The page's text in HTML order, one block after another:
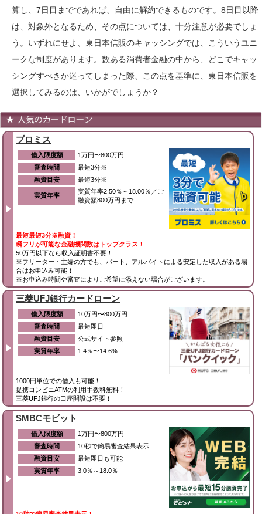
算し、7日目までであれば、自由に解約できるものです。8日目以降
は、対象外となるため、その点については、十分注意が必要でしょ
う。いずれにせよ、東日本信販のキャッシングでは、こういうユニ
ークな制度があります。数ある消費者金融の中から、どこでキャッ
シングすべきか迷ってしまった際、この点を基準に、東日本信販を
選択してみるのは、いかがでしょうか？
プロミス
借入限度額
1万円〜800万円
審査時間
最短3分※
融資目安
最短3分※
実質年率
実質年率2.50％～18.00％／ご
融資額800万円まで
最短最短3分※融資！
瞬フリが可能な金融機関数はトップクラス！
50万円以下なら収入証明書不要！
※フリーター・主婦の方でも、パート、アルバイトによる安定した収入がある場
合はお申込み可能！
※お申込み時間や審査によりご希望に添えない場合がございます。
三菱UFJ銀行カードローン
借入限度額
10万円〜800万円
審査時間
最短即日
融資目安
公式サイト参照
実質年率
1.4％〜14.6%
1000円単位での借入も可能！
提携コンビニATMの利用手数料無料！
三菱UFJ銀行の口座開設は不要！
SMBCモビット
借入限度額
1万円〜800万円
審査時間
10秒で簡易審査結果表示
融資目安
最短即日も可能
実質年率
3.0％～18.0％